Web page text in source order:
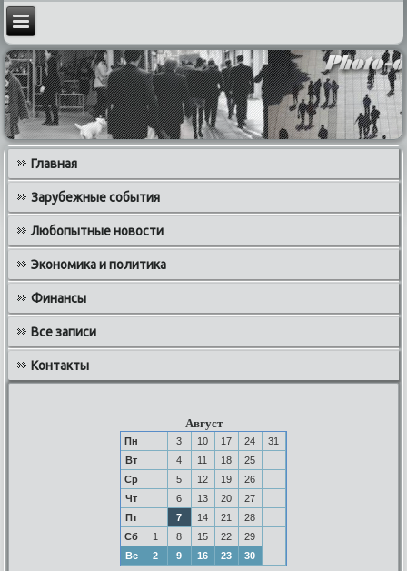
Главная
Зарубежные события
Любопытные новости
Экономика и политика
Финансы
Все записи
Контакты
Август
Пн 3 10 17 24
31
Вт
4 11 18
25
Ср
5 12 19
26
Чт
6 13 20
27
Пт
7 14 21
28
Сб
1 8 15 22
29
Вс
2 9 16 23 30